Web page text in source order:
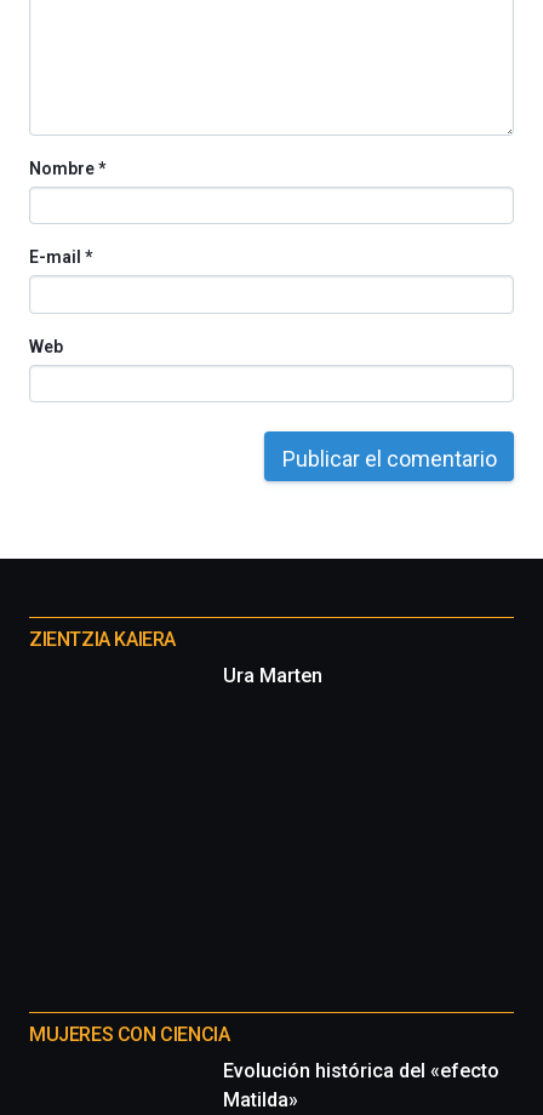
Nombre*
E-mail *
Web
proyectos
ZIENTZIA KAIERA
Ura Marten
MUJERES CON CIENCIA
Evolución histórica del «efecto
Matilda»